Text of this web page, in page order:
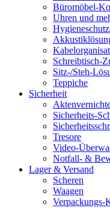
Büromöbel-
Uhren und
Schreibtisch-
Sitz-/Steh-
Teppiche
Sicherheit
Sicherheits-
Tresore
Video-
Notfall- &
Lager & Versand
Scheren
Waagen
Verpackungs-